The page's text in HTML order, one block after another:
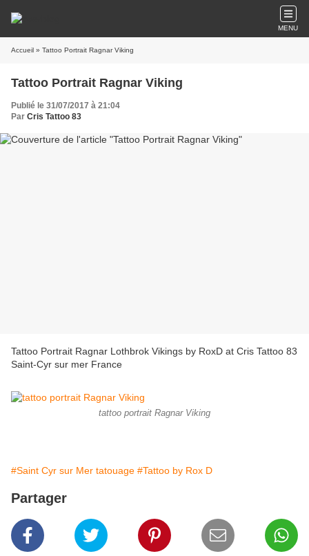
MENU
Accueil » Tattoo Portrait Ragnar Viking
Tattoo Portrait Ragnar Viking
Publié le 31/07/2017 à 21:04
Par Cris Tattoo 83
Tattoo Portrait Ragnar Lothbrok Vikings by RoxD at Cris Tattoo 83
Saint-Cyr sur mer France
tattoo portrait Ragnar Viking
#Saint Cyr sur Mer tatouage #Tattoo by Rox D
Partager